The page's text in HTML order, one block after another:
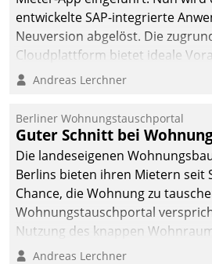
entwickelte SAP-integrierte
Neuversion abgelöst. Die
Cloudplattform bietet ideale
die Funktionalität der App zu
integrieren.
Andreas Lerchner
Berliner Wohnungstauschportal
Guter Schnitt bei
Die landeseigenen
Berlins bieten ihren Mietern seit
Chance, die Wohnung zu
Wohnungstauschportal
Nutzung des knappen
Anwendungsfall für Datatrains
Andreas Lerchner